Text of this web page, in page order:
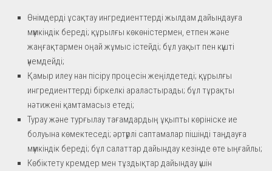
Өнімдерді ұсақтау ингредиенттерді жылдам дайындауға
мүмкіндік береді; құрылғы көкөністермен, етпен және
жаңғақтармен оңай жұмыс істейді; бұл уақыт пен күшті
үнемдейді;
Қамыр илеу нан пісіру процесін жеңілдетеді; құрылғы
ингредиенттерді біркелкі араластырады; бұл тұрақты
нәтижені қамтамасыз етеді;
Турау және турғылау тағамдардың ұқыпты көрініске ие
болуына көмектеседі; әртүрлі саптамалар пішінді таңдауға
мүмкіндік береді; бұл салаттар дайындау кезінде өте ыңғайлы;
Көбіктету кремдер мен тұздықтар дайындау үшін